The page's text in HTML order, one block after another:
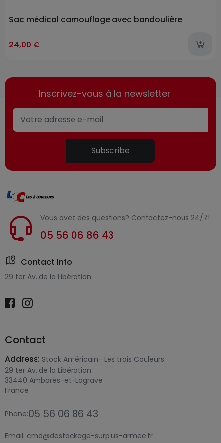
Sac médical camouflage avec bandoulière
24,00 €
Inscrivez-vous à la newsletter
Subscribe
Vous avez des questions? Contactez-nous 24/7!
05 56 06 86 43
Contact Info
29 ter Av. de la Libération
Contact
Address: Stock Américain- Les trois Couleurs
29 ter Av. de la Libération
33440 Ambarès-et-Lagrave
France
Phone:05 56 06 86 43
Email: cmd@destockage-surplus-armee.fr